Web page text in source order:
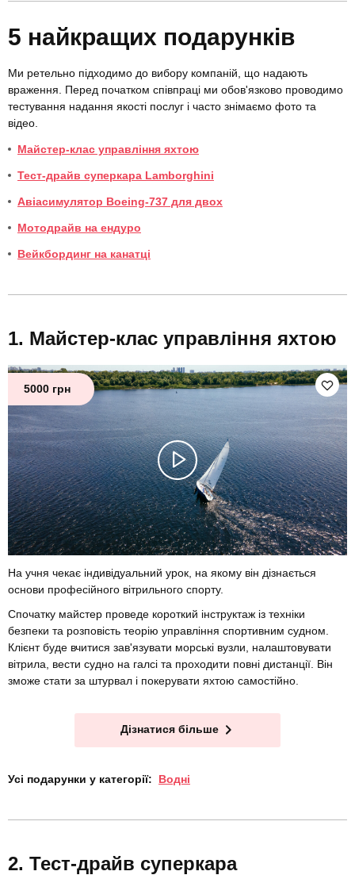
5 найкращих подарунків
Ми ретельно підходимо до вибору компаній, що надають
враження. Перед початком співпраці ми обов'язково проводимо
тестування надання якості послуг і часто знімаємо фото та
відео.
Майстер-клас управління яхтою
Тест-драйв суперкара Lamborghini
Авіасимулятор Boeing-737 для двох
Мотодрайв на ендуро
Вейкбординг на канатці
Майстер-клас управління яхтою
5000 грн
На учня чекає індивідуальний урок, на якому він дізнається
основи професійного вітрильного спорту.
Спочатку майстер проведе короткий інструктаж із техніки
безпеки та розповість теорію управління спортивним судном.
Клієнт буде вчитися зав'язувати морські вузли, налаштовувати
вітрила, вести судно на галсі та проходити повні дистанції. Він
зможе стати за штурвал і покерувати яхтою самостійно.
Дізнатися більше
Усі подарунки у категорії: Водні
Тест-драйв суперкара